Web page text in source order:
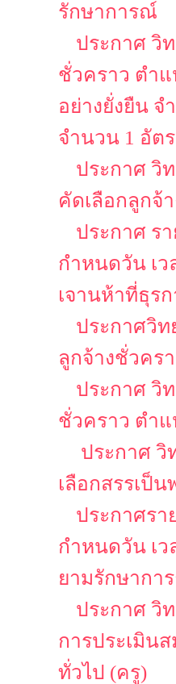
รักษาการณ์
ประกาศ วิ
ชั่วคราว ตำแ
อย่างยั่งยืน
จำนวน 1 อัต
ประกาศ วิ
คัดเลือกลูกจ้
ประกาศ ร
กำหนดวัน เ
เจานห้าที่ธุร
ประกาศวิท
ลูกจ้างชั่วคร
ประกาศ วิ
ชั่วคราว ตำ
ประกาศ วิ
เลือกสรรเป็
ประกาศรา
กำหนดวัน เ
ยามรักษากา
ประกาศ วิ
การประเมิน
ทั่วไป (ครู)